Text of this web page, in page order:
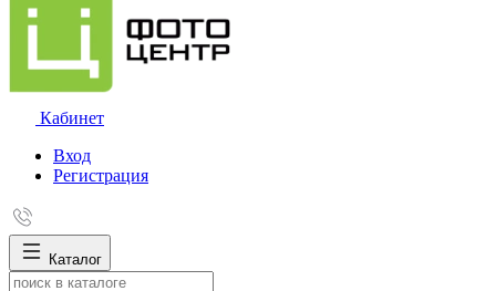
Кабинет
Вход
Регистрация
Каталог